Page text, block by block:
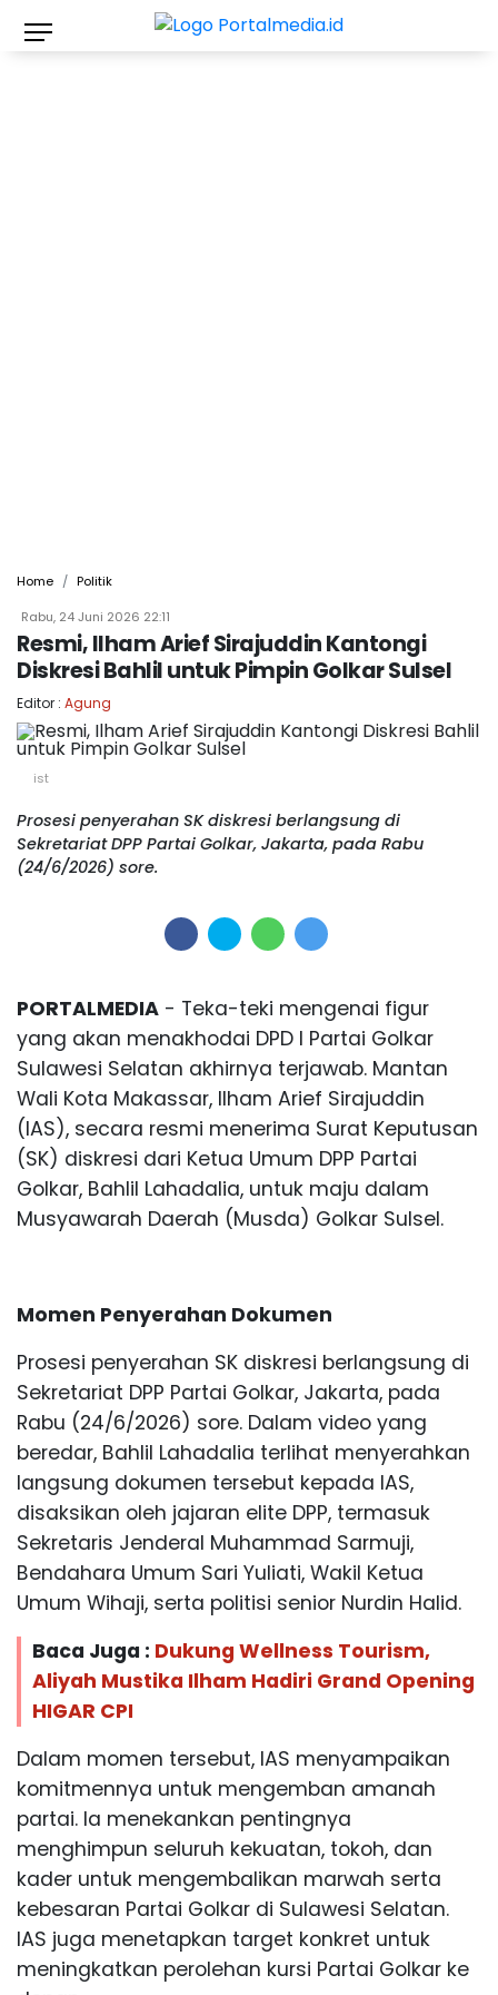
Home
Politik
Rabu, 24 Juni 2026 22:11
Resmi, Ilham Arief Sirajuddin Kantongi
Diskresi Bahlil untuk Pimpin Golkar Sulsel
Editor : Agung
ist
Prosesi penyerahan SK diskresi berlangsung di
Sekretariat DPP Partai Golkar, Jakarta, pada Rabu
(24/6/2026) sore.
PORTALMEDIA - Teka-teki mengenai figur
yang akan menakhodai DPD I Partai Golkar
Sulawesi Selatan akhirnya terjawab. Mantan
Wali Kota Makassar, Ilham Arief Sirajuddin
(IAS), secara resmi menerima Surat Keputusan
(SK) diskresi dari Ketua Umum DPP Partai
Golkar, Bahlil Lahadalia, untuk maju dalam
Musyawarah Daerah (Musda) Golkar Sulsel.
Momen Penyerahan Dokumen
Prosesi penyerahan SK diskresi berlangsung di
Sekretariat DPP Partai Golkar, Jakarta, pada
Rabu (24/6/2026) sore. Dalam video yang
beredar, Bahlil Lahadalia terlihat menyerahkan
langsung dokumen tersebut kepada IAS,
disaksikan oleh jajaran elite DPP, termasuk
Sekretaris Jenderal Muhammad Sarmuji,
Bendahara Umum Sari Yuliati, Wakil Ketua
Umum Wihaji, serta politisi senior Nurdin Halid.
Baca Juga : Dukung Wellness Tourism,
Aliyah Mustika Ilham Hadiri Grand Opening
HIGAR CPI
Dalam momen tersebut, IAS menyampaikan
komitmennya untuk mengemban amanah
partai. Ia menekankan pentingnya
menghimpun seluruh kekuatan, tokoh, dan
kader untuk mengembalikan marwah serta
kebesaran Partai Golkar di Sulawesi Selatan.
IAS juga menetapkan target konkret untuk
meningkatkan perolehan kursi Partai Golkar ke